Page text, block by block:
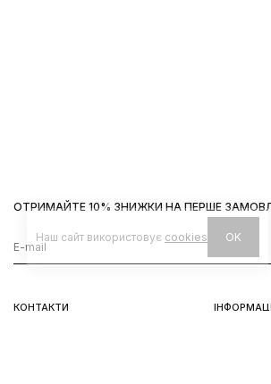
КОНТАКТИ
ОТРИМАЙТЕ 10% ЗНИЖКИ НА ПЕРШЕ
Наш сайт використовує cookies OK